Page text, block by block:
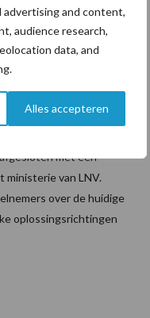
advertising and content,
audience research,
data, and
Alles accepteren
ook aanwezig. Hij
& Kansen bedrijven,
worden gebracht. Dit jaar
resultaten zullen de
met een
ministerie van LNV.
over de huidige
oplossingsrichtingen